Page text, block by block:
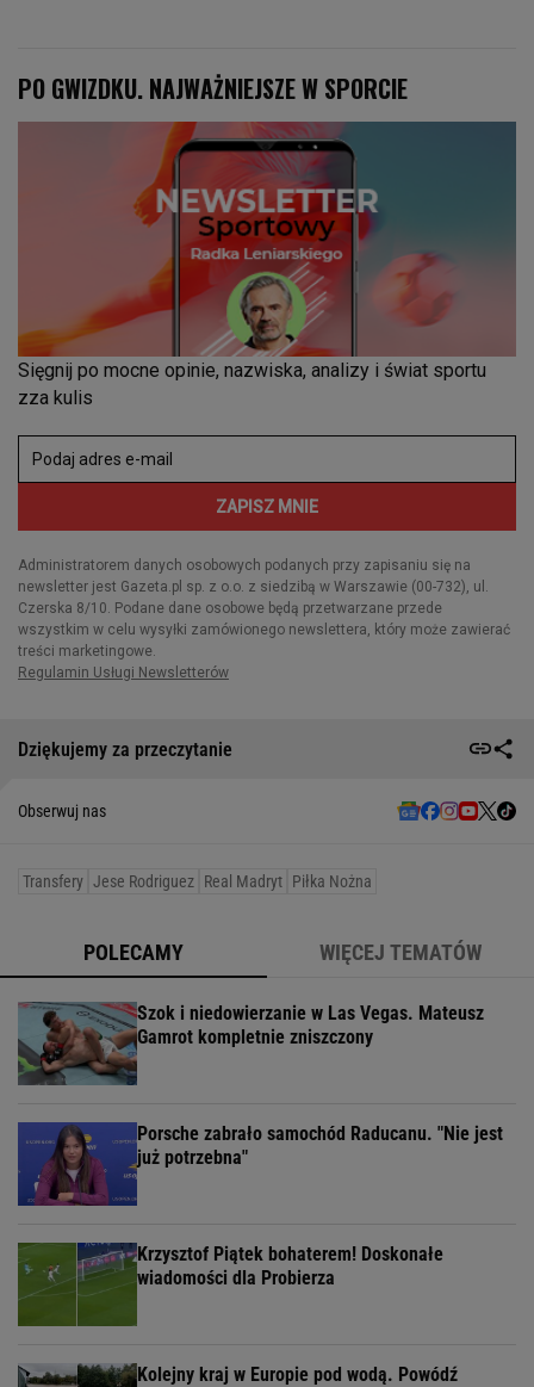
Dziękujemy za przeczytanie
Obserwuj nas
Transfery Jese Rodriguez Real Madryt Piłka Nożna
POLECAMY WIĘCEJ TEMATÓW
Szok i niedowierzanie w Las Vegas. Mateusz
Gamrot kompletnie zniszczony
Porsche zabrało samochód Raducanu. "Nie jest
już potrzebna"
Krzysztof Piątek bohaterem! Doskonałe
wiadomości dla Probierza
Kolejny kraj w Europie pod wodą. Powódź